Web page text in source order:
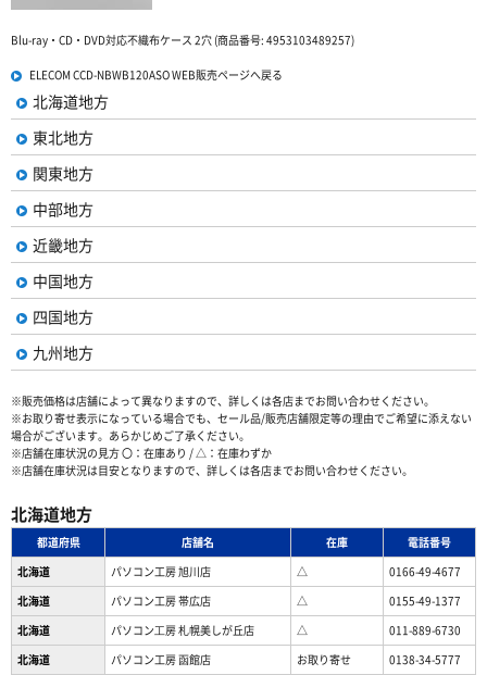
Blu-ray・CD・DVD対応不織布ケース 2穴 (商品番号: 4953103489257)
ELECOM CCD-NBWB120ASO WEB販売ページへ戻る
北海道地方
東北地方
関東地方
中部地方
近畿地方
中国地方
四国地方
九州地方
※販売価格は店舗によって異なりますので、詳しくは各店までお問い合わせください。
※お取り寄せ表示になっている場合でも、セール品/販売店舗限定等の理由でご希望に添えない
場合がございます。あらかじめご了承ください。
※店舗在庫状況の見方 〇：在庫あり / △：在庫わずか
※店舗在庫状況は目安となりますので、詳しくは各店までお問い合わせください。
北海道地方
都道府県 店舗名 在庫
電話番号
北海道
パソコン工房 旭川店 △
0166-49-4677
北海道
パソコン工房 帯広店 △
0155-49-1377
北海道
パソコン⼯房 札幌美しが丘店 △
011-889-6730
北海道
パソコン工房 函館店 お取り寄せ 0138-34-5777